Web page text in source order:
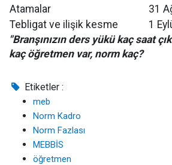
Atamalar
31
Tebligat ve ilişik kesme
1
"Branşınızın ders yükü kaç saat
kaç öğretmen var, norm kaç?
Etiketler :
meb
Norm Kadro
Norm Fazlası
MEBBİS
öğretmen